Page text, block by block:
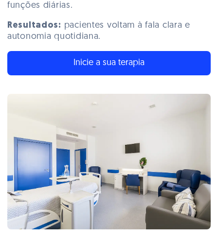
funções diárias.
Resultados: pacientes voltam à fala clara e
autonomia quotidiana.
Inicie a sua terapia